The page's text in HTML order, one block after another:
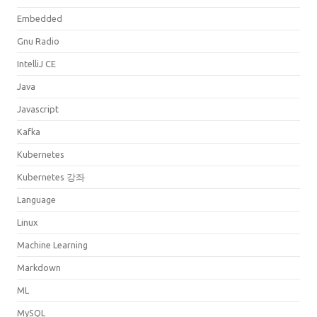
Embedded
Gnu Radio
IntelliJ CE
Java
Javascript
Kafka
Kubernetes
Kubernetes 강좌
Language
Linux
Machine Learning
Markdown
ML
MySQL